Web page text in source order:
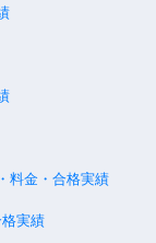
料金・合格実績
実績